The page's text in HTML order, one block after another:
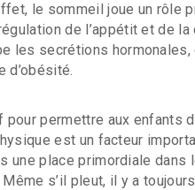
le sommeil joue un rôle
de l’appétit et de la
les secrétions
d’obésité.
permettre aux enfants
est un facteur
une place primordiale dans
s’il pleut, il y a